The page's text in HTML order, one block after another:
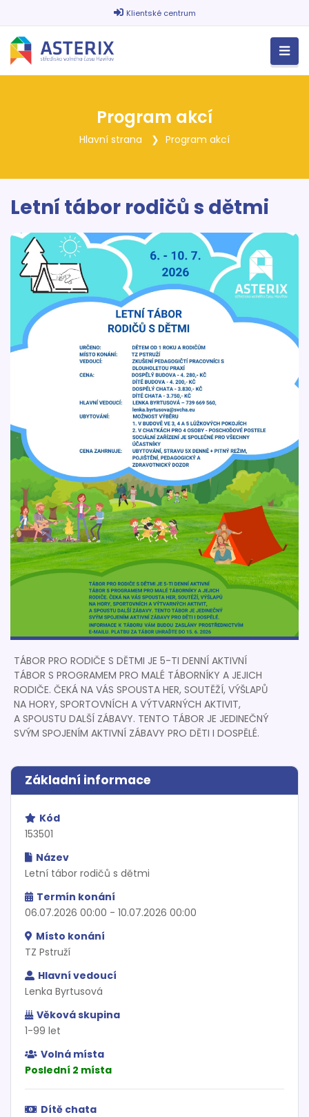
Klientské centrum
Program akcí
Hlavní strana Program akcí
Letní tábor rodičů s dětmi
TÁBOR PRO RODIČE S DĚTMI JE 5-TI DENNÍ AKTIVNÍ
TÁBOR S PROGRAMEM PRO MALÉ TÁBORNÍKY A JEJICH
RODIČE. ČEKÁ NA VÁS SPOUSTA HER, SOUTĚŽÍ, VÝŠLAPŮ
NA HORY, SPORTOVNÍCH A VÝTVARNÝCH AKTIVIT,
A SPOUSTU DALŠÍ ZÁBAVY. TENTO TÁBOR JE JEDINEČNÝ
SVÝM SPOJENÍM AKTIVNÍ ZÁBAVY PRO DĚTI I DOSPĚLÉ.
Základní informace
Kód
153501
Název
Letní tábor rodičů s dětmi
Termín konání
06.07.2026 00:00 - 10.07.2026 00:00
Místo konání
TZ Pstruží
Hlavní vedoucí
Lenka Byrtusová
Věková skupina
1-99 let
Volná místa
Poslední 2 místa
Dítě chata